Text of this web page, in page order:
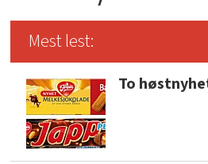
Mest lest:
To